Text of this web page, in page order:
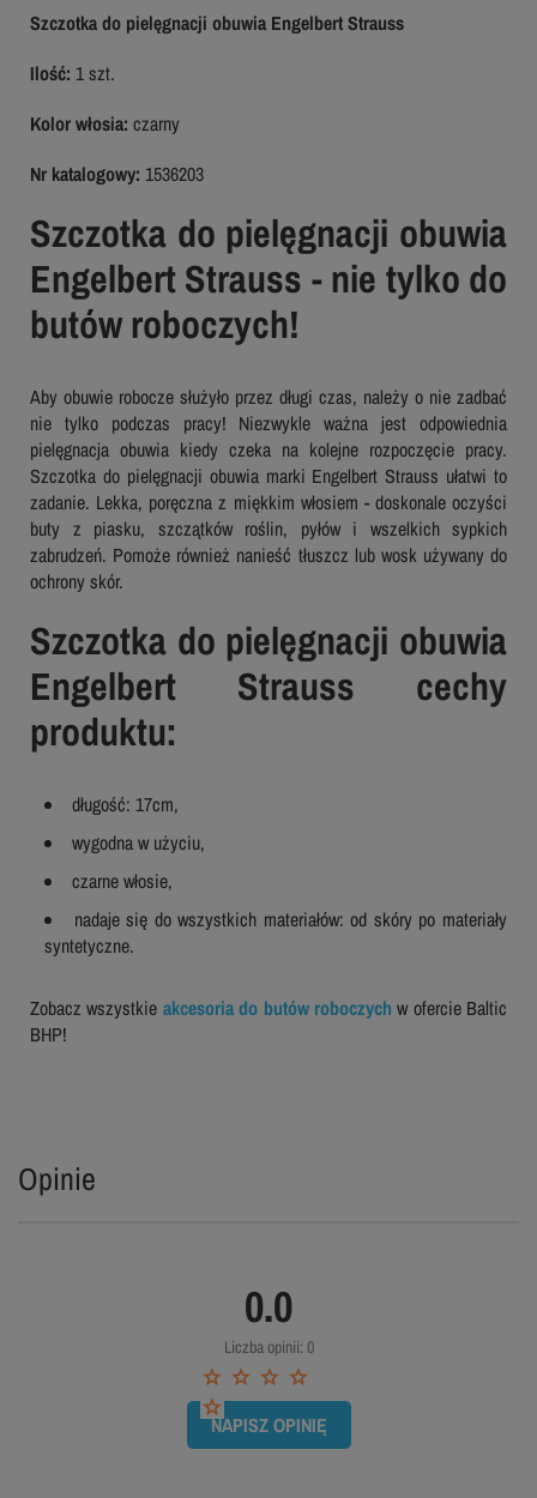
Szczotka do pielęgnacji obuwia Engelbert Strauss
Ilość: 1 szt.
Kolor włosia: czarny
Nr katalogowy: 1536203
Szczotka do pielęgnacji obuwia
Engelbert Strauss - nie tylko do
butów roboczych!
Aby obuwie robocze służyło przez długi czas, należy o nie zadbać
nie tylko podczas pracy! Niezwykle ważna jest odpowiednia
pielęgnacja obuwia kiedy czeka na kolejne rozpoczęcie pracy.
Szczotka do pielęgnacji obuwia marki Engelbert Strauss ułatwi to
zadanie. Lekka, poręczna z miękkim włosiem - doskonale oczyści
buty z piasku, szczątków roślin, pyłów i wszelkich sypkich
zabrudzeń. Pomoże również nanieść tłuszcz lub wosk używany do
ochrony skór.
Szczotka do pielęgnacji obuwia
Engelbert Strauss cechy
produktu:
długość: 17cm,
wygodna w użyciu,
czarne włosie,
nadaje się do wszystkich materiałów: od skóry po materiały
syntetyczne.
Zobacz wszystkie akcesoria do butów roboczych w ofercie Baltic
BHP!
Opinie
0.0
Liczba opinii: 0
NAPISZ OPINIĘ